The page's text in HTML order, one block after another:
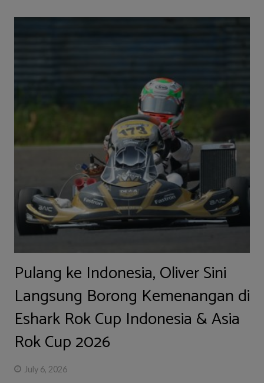
Pulang ke Indonesia, Oliver Sini
Langsung Borong Kemenangan di
Eshark Rok Cup Indonesia & Asia
Rok Cup 2026
July 6, 2026